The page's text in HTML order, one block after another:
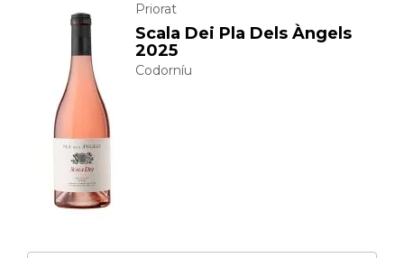
Priorat
Scala Dei Pla Dels Àngels
2025
Codorníu